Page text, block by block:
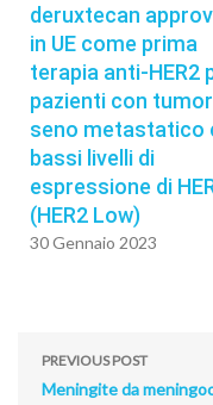
deruxtecan
in UE come prima
terapia anti-HER2
pazienti con
seno metastatico
bassi livelli di
espressione di
(HER2 Low)
30 Gennaio 2023
PREVIOUS POST
Meningite da